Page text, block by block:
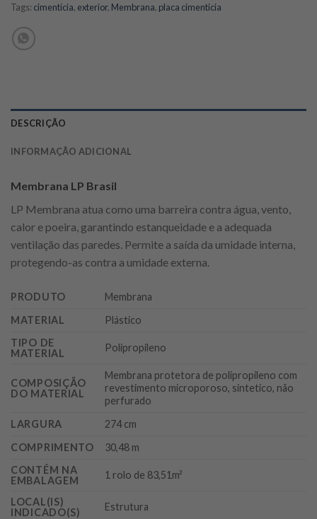
Tags: cimenticia, exterior, Membrana, placa cimenticia
DESCRIÇÃO
INFORMAÇÃO ADICIONAL
Membrana LP Brasil
LP Membrana atua como uma barreira contra água, vento,
calor e poeira, garantindo estanqueidade e a adequada
ventilação das paredes. Permite a saída da umidade interna,
protegendo-as contra a umidade externa.
PRODUTO
Membrana
MATERIAL
Plástico
TIPO DE
MATERIAL
Polipropileno
COMPOSIÇÃO
DO MATERIAL
Membrana protetora de polipropileno com
revestimento microporoso, sintetico, não
perfurado
LARGURA
274 cm
COMPRIMENTO
30,48 m
CONTÉM NA
EMBALAGEM
1 rolo de 83,51m²
LOCAL(IS)
INDICADO(S)
Estrutura